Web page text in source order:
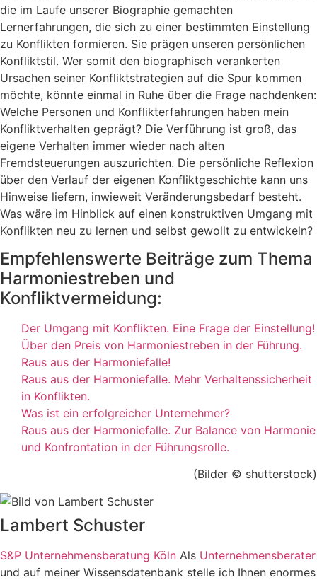
die im Laufe unserer Biographie gemachten
Lernerfahrungen, die sich zu einer bestimmten Einstellung
zu Konflikten formieren. Sie prägen unseren persönlichen
Konfliktstil. Wer somit den biographisch verankerten
Ursachen seiner Konfliktstrategien auf die Spur kommen
möchte, könnte einmal in Ruhe über die Frage nachdenken:
Welche Personen und Konflikterfahrungen haben mein
Konfliktverhalten geprägt? Die Verführung ist groß, das
eigene Verhalten immer wieder nach alten
Fremdsteuerungen auszurichten. Die persönliche Reflexion
über den Verlauf der eigenen Konfliktgeschichte kann uns
Hinweise liefern, inwieweit Veränderungsbedarf besteht.
Was wäre im Hinblick auf einen konstruktiven Umgang mit
Konflikten neu zu lernen und selbst gewollt zu entwickeln?
Empfehlenswerte Beiträge zum Thema
Harmoniestreben und
Konfliktvermeidung:
Der Umgang mit Konflikten. Eine Frage der Einstellung!
Über den Preis von Harmoniestreben in der Führung.
Raus aus der Harmoniefalle!
Raus aus der Harmoniefalle. Mehr Verhaltenssicherheit
in Konflikten.
Was ist ein erfolgreicher Unternehmer?
Raus aus der Harmoniefalle. Zur Balance von Harmonie
und Konfrontation in der Führungsrolle.
(Bilder © shutterstock)
Lambert Schuster
S&P Unternehmensberatung Köln Als Unternehmensberater
und auf meiner Wissensdatenbank stelle ich Ihnen enormes